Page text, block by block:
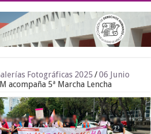
Fotográficas 2025 /06 Junio
acompaña 5ª Marcha Lencha